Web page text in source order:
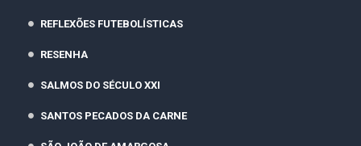
REFLEXÕES FUTEBOLÍSTICAS
RESENHA
SALMOS DO SÉCULO XXI
SANTOS PECADOS DA CARNE